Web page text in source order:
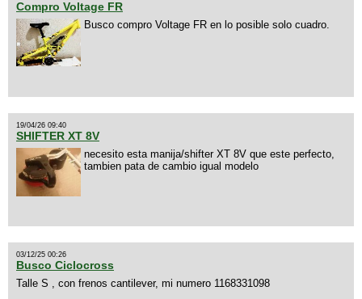
Compro Voltage FR
Busco compro Voltage FR en lo posible solo cuadro.
19/04/26 09:40
SHIFTER XT 8V
necesito esta manija/shifter XT 8V que este perfecto,
tambien pata de cambio igual modelo
03/12/25 00:26
Busco Ciclocross
Talle S , con frenos cantilever, mi numero 1168331098